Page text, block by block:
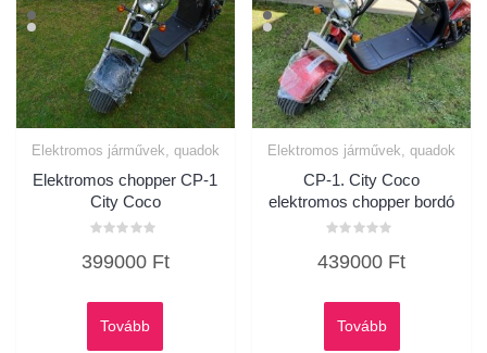
Elektromos járművek, quadok
Elektromos chopper CP-1
City Coco
0
399000 Ft
Tovább
Elektromos járművek, quadok
CP-1. City Coco
elektromos chopper bordó
0
439000 Ft
Tovább